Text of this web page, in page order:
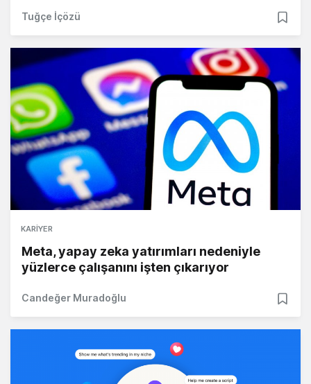
Tuğçe İçözü
KARIYER
Meta, yapay zeka yatırımları nedeniyle
yüzlerce çalışanını işten çıkarıyor
Candeğer Muradoğlu